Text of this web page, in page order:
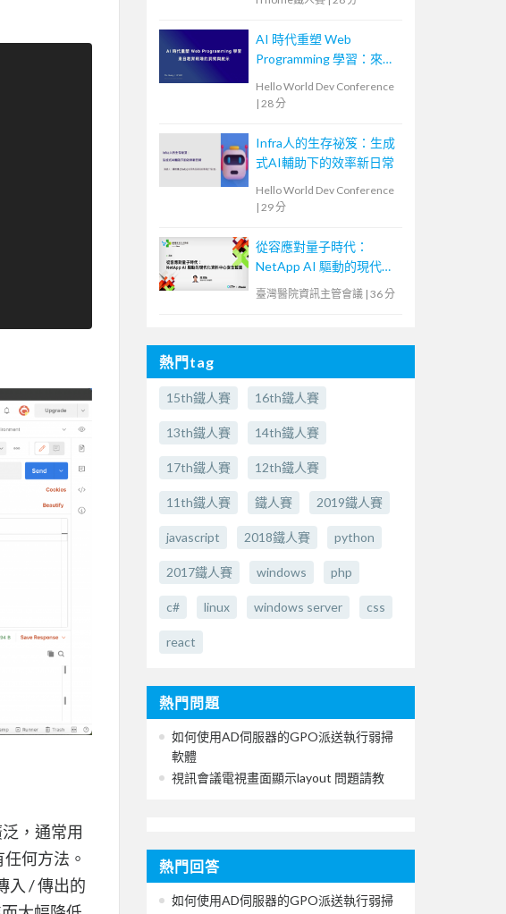
，通常用
任何方法。
入 / 傳出的
AI 時代重塑 Web
Programming 學習：來自
Hello World Dev Conference
| 28 分
Infra人的生存祕笈：生成
式AI輔助下的效率新日常
Hello World Dev Conference
| 29 分
從容應對量子時代：
NetApp AI 驅動的現代化
資料中心安全藍圖
臺灣醫院資訊主管會議 | 36 分
熱門tag
15th鐵人賽 16th鐵人賽
13th鐵人賽 14th鐵人賽
17th鐵人賽 12th鐵人賽
11th鐵人賽 鐵人賽 2019鐵人賽
javascript 2018鐵人賽 python
2017鐵人賽 windows php
c# linux windows server css
react
熱門問題
如何使用AD伺服器的GPO派送執行弱掃
軟體
視訊會議電視畫面顯示layout 問題請教
熱門回答
如何使用AD伺服器的GPO派送執行弱掃